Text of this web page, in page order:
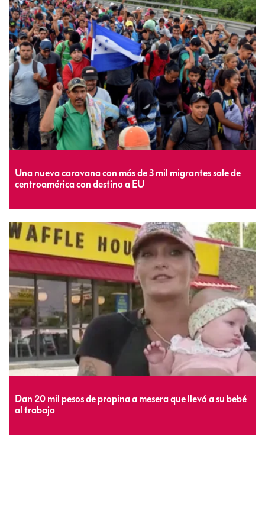
Una nueva caravana con más de 3 mil migrantes sale de
centroamérica con destino a EU
Dan 20 mil pesos de propina a mesera que llevó a su bebé
al trabajo